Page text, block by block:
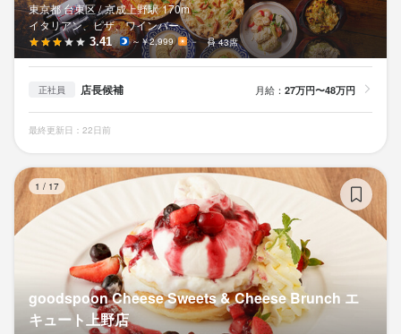
東京都 台東区 / 京成上野駅 170m
イタリアン、ピザ、ワインバー
3.41 ～￥2,999 － 43席
正社員 店長候補 月給： 27万円〜48万円
最終更新日：22日前
1 / 17
goodspoon Cheese Sweets & Cheese Brunch エ
キュート上野店